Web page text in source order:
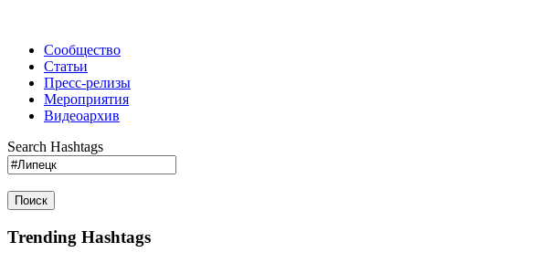
Сообщество
Статьи
Пресс-релизы
Мероприятия
Видеоархив
Search Hashtags
Поиск
Trending Hashtags